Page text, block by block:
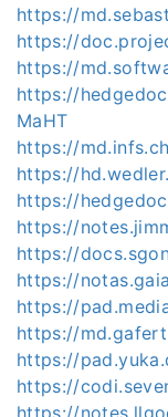
https://
https://
https://
https://
MaHT
https://
https://
https://
https://
https://
https://
https://
https://
https://
https://
https://